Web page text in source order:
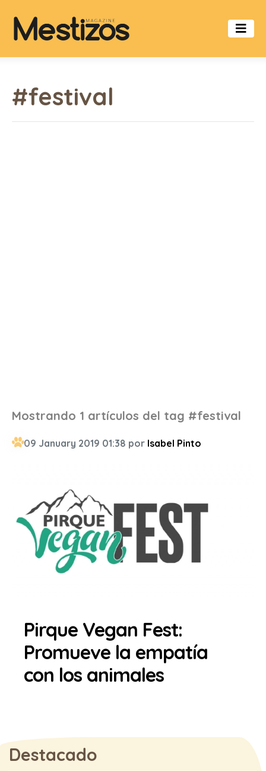
#festival
Mostrando 1 artículos del tag #festival
09 January 2019 01:38 por Isabel Pinto
Pirque Vegan Fest:
Promueve la empatía
con los animales
Destacado